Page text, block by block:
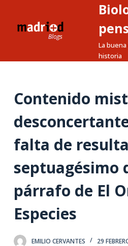
a
n
e
La
historia
Contenido
falta de
septuagésimo
párrafo de El
Especies
EMILIO CERVANTES 29